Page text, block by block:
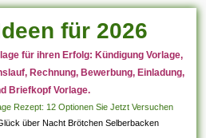
für 2026
für ihren Erfolg: Kündigung Vorlage,
Rechnung, Bewerbung, Einladung,
Briefkopf Vorlage.
Rezept: 12 Optionen Sie Jetzt Versuchen
über Nacht Brötchen Selberbacken